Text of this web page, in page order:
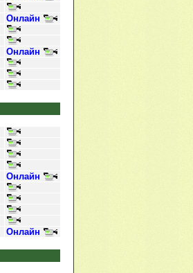
Онлайн
Онлайн
Онлайн
Онлайн